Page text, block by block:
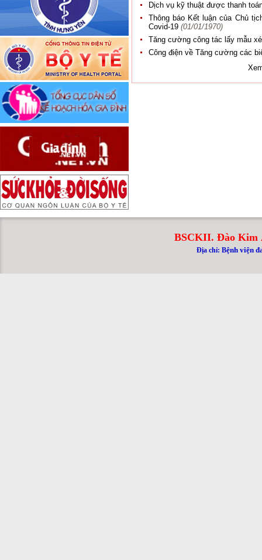
Dịch vụ kỹ thuật được thanh
Thông báo Kết luận của Chủ
Covid-19 (01/01/1970)
Tăng cường công tác lấy mẫu
Công điện về Tăng cường các
BSCKII. Đào Kim
Địa chỉ: Bệnh viện